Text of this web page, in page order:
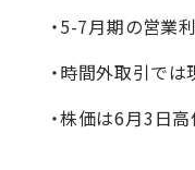
・5-7月期の営業
・時間外取引で
・株価は6月3日